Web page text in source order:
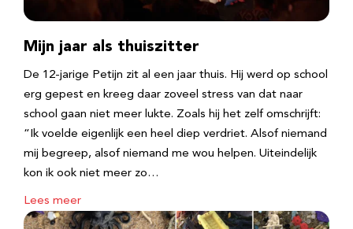
Mijn jaar als thuiszitter
De 12-jarige Petijn zit al een jaar thuis. Hij werd op school
erg gepest en kreeg daar zoveel stress van dat naar
school gaan niet meer lukte. Zoals hij het zelf omschrijft:
“Ik voelde eigenlijk een heel diep verdriet. Alsof niemand
mij begreep, alsof niemand me wou helpen. Uiteindelijk
kon ik ook niet meer zo…
Lees meer